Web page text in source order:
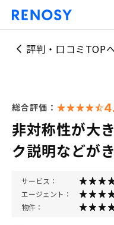
評判・口コミTOP
総合評価：
非対称性が大
ク説明などが
サービス：
エージェント：
物件：